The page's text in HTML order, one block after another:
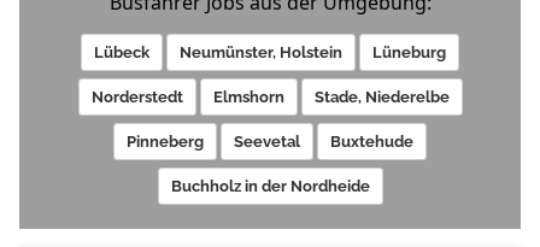
Lübeck Neumünster, Holstein Lüneburg
Norderstedt Elmshorn Stade, Niederelbe
Pinneberg Seevetal Buxtehude
Buchholz in der Nordheide